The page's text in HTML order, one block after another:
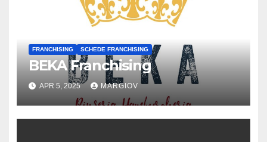
FRANCHISING SCHEDE FRANCHISING
BEKA Franchising
APR 5, 2025 MARGIOV